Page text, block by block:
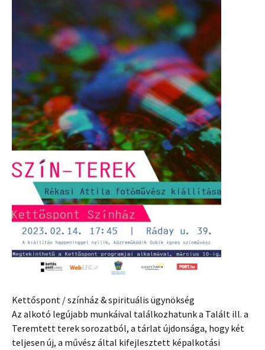
Kettőspont / színház & spirituális ügynökség
Az alkotó legújabb munkáival találkozhatunk a Talált ill. a
Teremtett terek sorozatból, a tárlat újdonsága, hogy két
teljesen új, a művész által kifejlesztett képalkotási